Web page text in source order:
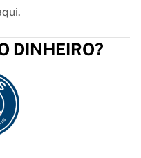
.
DINHEIRO?